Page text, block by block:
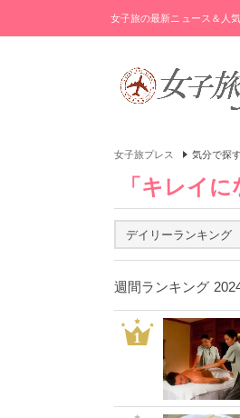
女子旅の最新ニュース＆人
女子旅プレス 気分で探
「キレイ
デイリーランキング
週間ランキング
1